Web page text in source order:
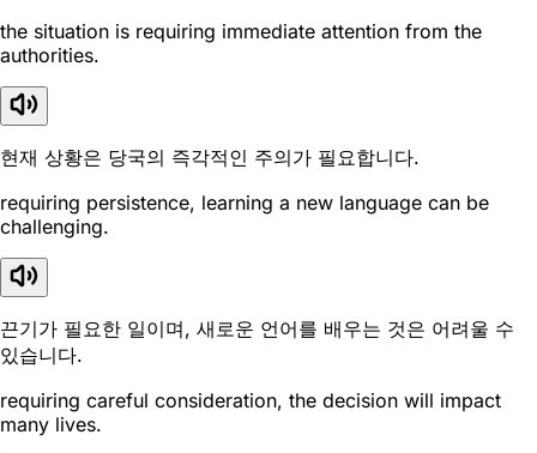
the situation is requiring immediate attention from the
authorities.
현재 상황은 당국의 즉각적인 주의가 필요합니다.
requiring persistence, learning a new language can be
challenging.
끈기가 필요한 일이며, 새로운 언어를 배우는 것은 어려울 수
있습니다.
requiring careful consideration, the decision will impact
many lives.